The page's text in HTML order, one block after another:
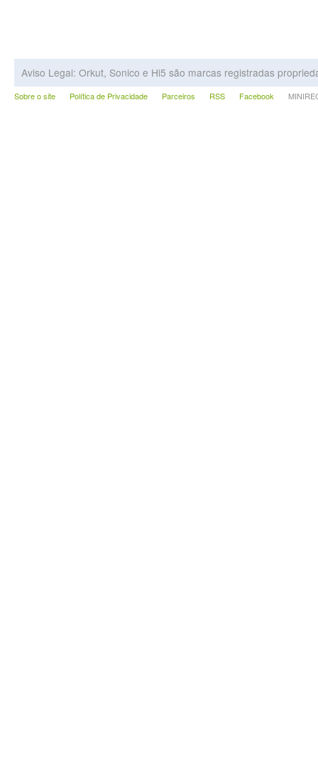
Aviso Legal: Orkut, Sonico e Hi5 são marcas registradas
Sobre o site Política de Privacidade Parceiros RSS Facebook